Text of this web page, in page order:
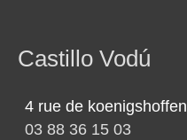
Castillo Vodú
4 rue de
03 88 36 15 03